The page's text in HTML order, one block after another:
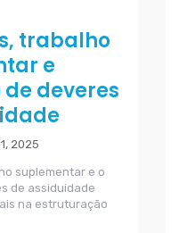
trabalho
e
deveres
2025
suplementar e o
de assiduidade
na estruturação